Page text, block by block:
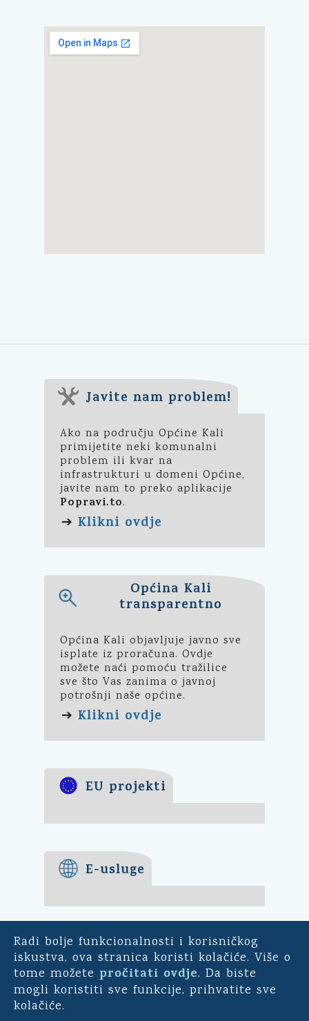
Radi bolje funkcionalnosti i korisničkog
iskustva, ova stranica koristi kolačiće. Više o
tome možete pročitati ovdje. Da biste
mogli koristiti sve funkcije, prihvatite sve
kolačiće.
Javite nam problem!
Ako na području Općine Kali
primijetite neki komunalni
problem ili kvar na
infrastrukturi u domeni Općine,
javite nam to preko aplikacije
Popravi.to.
➔ Klikni ovdje
Općina Kali
transparentno
Općina Kali objavljuje javno sve
isplate iz proračuna. Ovdje
možete naći pomoću tražilice
sve što Vas zanima o javnoj
potrošnji naše općine.
➔ Klikni ovdje
EU projekti
E-usluge
E-demokracija
Za mještane Općine Kali -
uključite se u ankete o